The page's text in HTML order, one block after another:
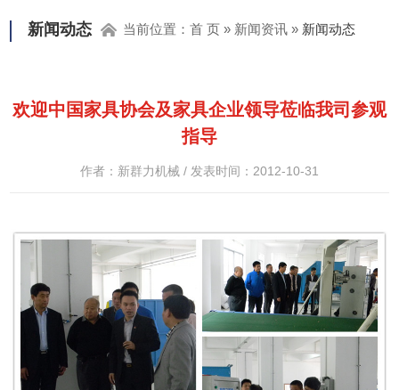
新闻动态 当前位置：首 页 » 新闻资讯 » 新闻动态
欢迎中国家具协会及家具企业领导莅临我司参观
指导
作者：新群力机械 / 发表时间：2012-10-31